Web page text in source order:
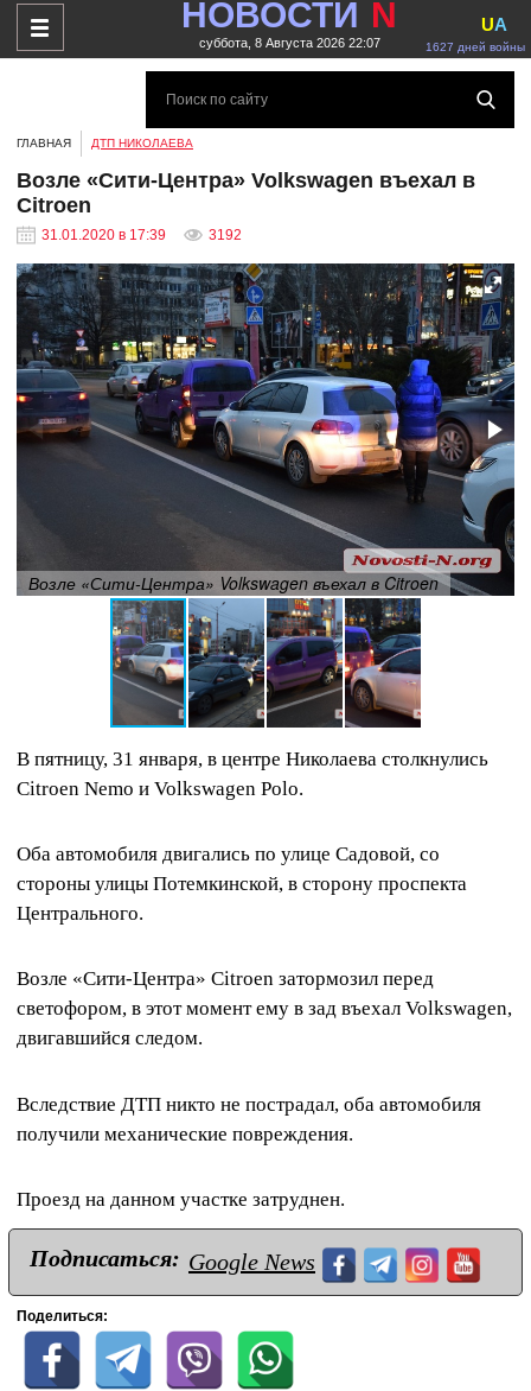
НОВОСТИ N
суббота, 8 Августа 2026 22:07 1627 дней войны
UA
ГЛАВНАЯ ДТП НИКОЛАЕВА
Возле «Сити-Центра» Volkswagen въехал в
Citroen
31.01.2020 в 17:39 3192
Возле «Сити-Центра» Volkswagen въехал в Citroen
В пятницу, 31 января, в центре Николаева столкнулись
Citroen Nemo и Volkswagen Polo.
Оба автомобиля двигались по улице Садовой, со
стороны улицы Потемкинской, в сторону проспекта
Центрального.
Возле «Сити-Центра» Citroen затормозил перед
светофором, в этот момент ему в зад въехал Volkswagen,
двигавшийся следом.
Вследствие ДТП никто не пострадал, оба автомобиля
получили механические повреждения.
Проезд на данном участке затруднен.
Подписаться: Google News
Поделиться: